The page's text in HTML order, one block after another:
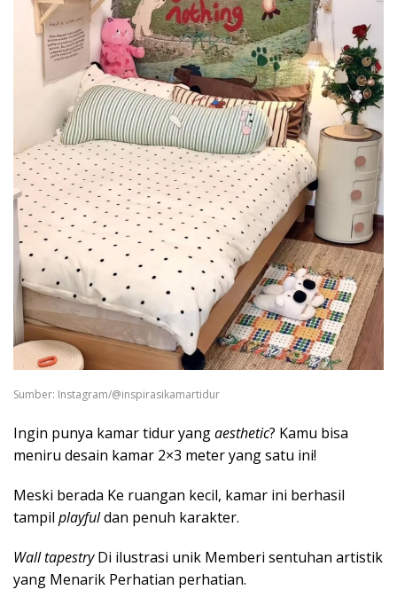
Sumber: Instagram/@inspirasikamartidur
Ingin punya kamar tidur yangaesthetic? Kamu bisa
meniru desain kamar 2×3 meter yang satu ini!
Meski berada Ke ruangan kecil, kamar ini berhasil
tampil playfuldan penuh karakter.
Wall tapestryDi ilustrasi unik Memberi sentuhan artistik
yang Menarik Perhatian perhatian.